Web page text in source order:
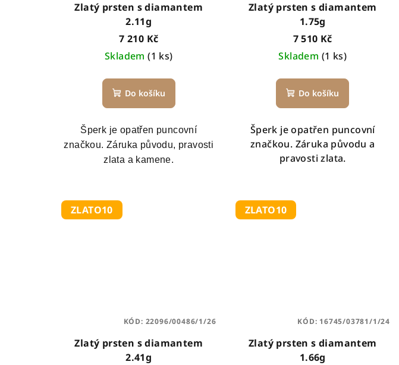
Zlatý prsten s diamantem
2.11g
7 210 Kč
Skladem(1 ks)
Do košíku
Šperk je opatřen puncovní
značkou. Záruka původu, pravosti
zlata a kamene.
Zlatý prsten s diamantem
1.75g
7 510 Kč
Skladem (1 ks)
Do košíku
Šperk je opatřen puncovní
značkou. Záruka původu a
pravosti zlata.
ZLATO10
Zlatý prsten s diamantem
2.41g
KÓD: 22096/00486/1/26
ZLATO10
Zlatý prsten s diamantem
1.66g
KÓD: 16745/03781/1/24